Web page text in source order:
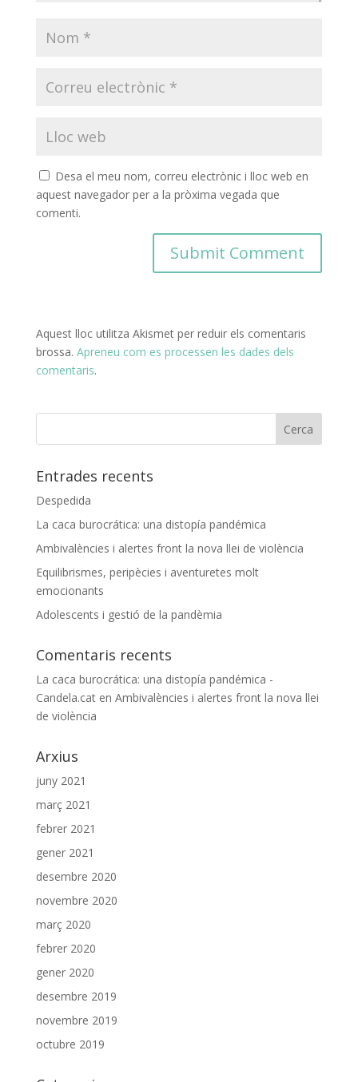
Desa el meu nom, correu electrònic i lloc web en
aquest navegador per a la pròxima vegada que
comenti.
Aquest lloc utilitza Akismet per reduir els comentaris
brossa. Apreneu com es processen les dades dels
comentaris.
Entrades recents
Despedida
La caca burocrática: una distopía pandémica
Ambivalències i alertes front la nova llei de violència
Equilibrismes, peripècies i aventuretes molt
emocionants
Adolescents i gestió de la pandèmia
Comentaris recents
La caca burocrática: una distopía pandémica -
Candela.caten Ambivalències i alertes front la nova llei
de violència
Arxius
juny 2021
març 2021
febrer 2021
gener 2021
desembre 2020
novembre 2020
març 2020
febrer 2020
gener 2020
desembre 2019
novembre 2019
octubre 2019